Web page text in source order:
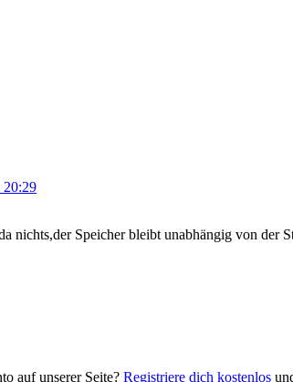
20:29
nichts,der Speicher bleibt unabhängig von der
auf unserer Seite? Registriere dich kostenlos